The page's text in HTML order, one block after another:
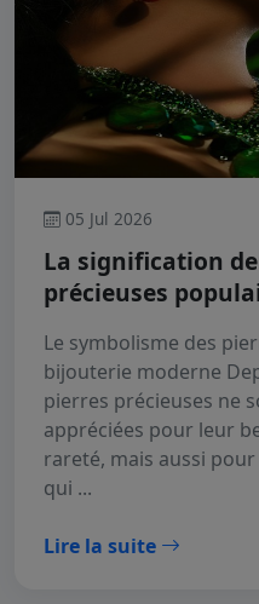
05 Jul 2026
La signification
précieuses
Le symbolisme des
bijouterie moderne
pierres précieuses ne
appréciées pour leur
rareté, mais aussi
qui ...
Lire la suite